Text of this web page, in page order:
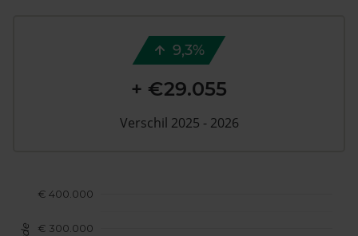
€ 300.000
€ 400.000
9,3%
+ €29.055
Verschil 2025 - 2026